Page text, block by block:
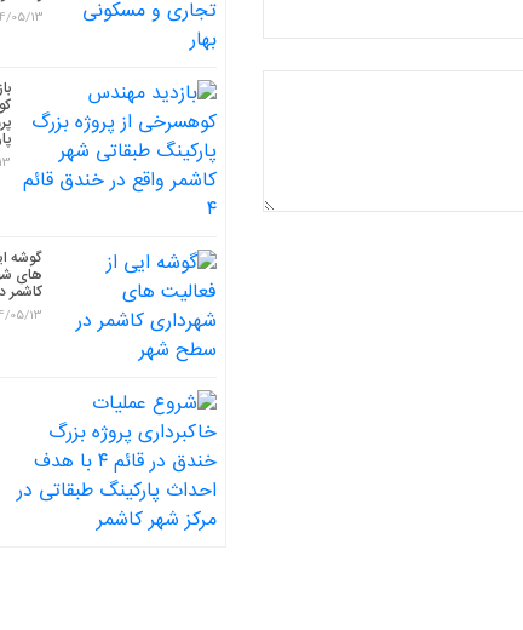
05/13
گوشه
های
05/13